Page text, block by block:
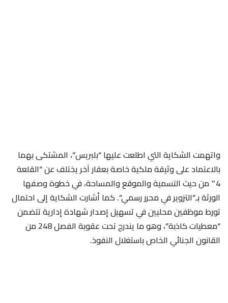
واتهمت الشكاية التي اطلعت عليها “بلبريس”، المشتكى بهما
بالاعتماد على وثيقة ملكية خاصة بعقار آخر يختلف عن “القلعة
4″ من حيث التسمية والموقع والمساحة، في خطوة وصفها
الورثة بـ”التزوير في محرر رسمي”. كما أشارت الشكاية إلى احتمال
تورط موظفين محليين في تسهيل إصدار شهادة إدارية تتضمن
“معطيات كاذبة”، وهو ما يندرج تحت عقوبة الفصل 248 من
القانون الجنائي الخاص باستغلال النفوذ.